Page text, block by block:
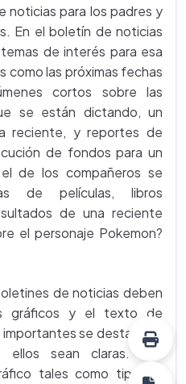
noticias para los padres y
En el boletín de noticias
de interés para esa
como las próximas fechas
cortos sobre las
se están dictando, un
reciente, y reportes de
de fondos para un
de los compañeros se
de películas, libros
de una reciente
el personaje Pokemon?
de noticias deben
gráficos y el texto de
se destaquen
sean claras. Los
tales como tipo de